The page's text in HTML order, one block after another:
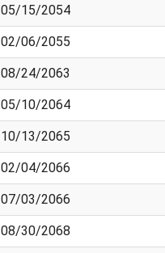
05/15/2054
02/06/2055
08/24/2063
05/10/2064
10/13/2065
02/04/2066
07/03/2066
08/30/2068